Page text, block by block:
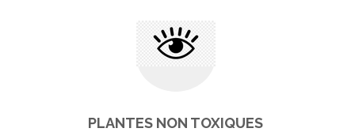
PLANTES NON TOXIQUES